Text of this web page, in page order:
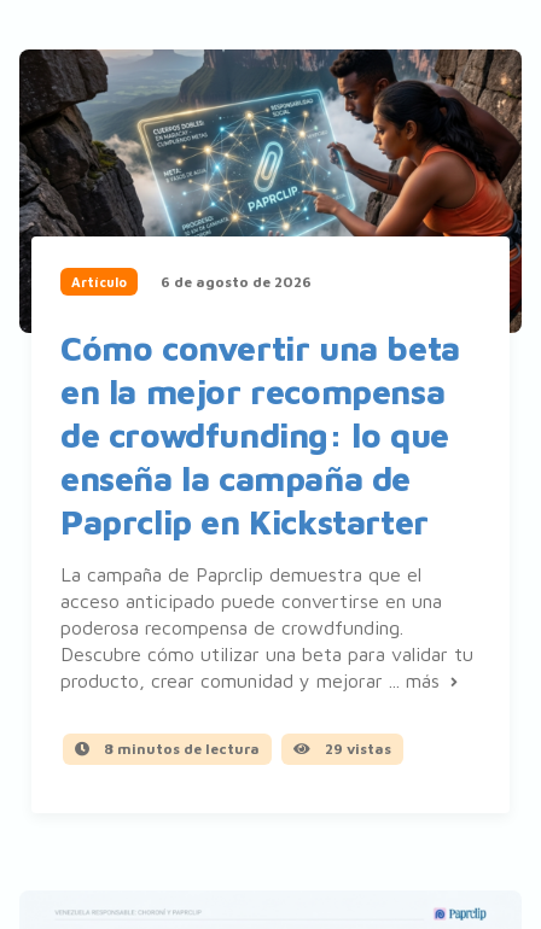
Artículo 6 de agosto de 2026
Cómo convertir una beta
en la mejor recompensa
de crowdfunding: lo que
enseña la campaña de
Paprclip en Kickstarter
La campaña de Paprclip demuestra que el
acceso anticipado puede convertirse en una
poderosa recompensa de crowdfunding.
Descubre cómo utilizar una beta para validar tu
producto, crear comunidad y mejorar ... más
8 minutos de lectura 29 vistas